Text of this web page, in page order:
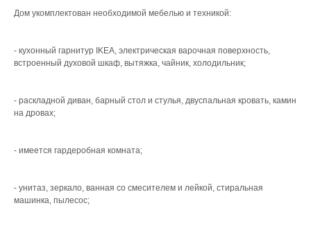
Дом укомплектован необходимой мебелью и техникой:
- кухонный гарнитур IKEA, электрическая варочная поверхность,
встроенный духовой шкаф, вытяжка, чайник, холодильник;
- раскладной диван, барный стол и стулья, двуспальная кровать, камин
на дровах;
- имеется гардеробная комната;
- унитаз, зеркало, ванная со смесителем и лейкой, стиральная
машинка, пылесос;